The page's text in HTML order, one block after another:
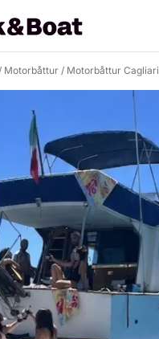
Motorbåttur / Motorbåttur Cagliari